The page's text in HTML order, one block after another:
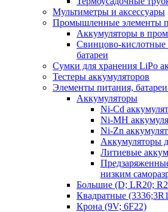
Мультиметры и аксессуары
Промышленные элементы
Аккумуляторы в
Свинцово-кислотные
батареи
Сумки для хранения LiPo
Тестеры аккумуляторов
Элементы питания,
Аккумуляторы
Ni-Cd
Ni-MH
Ni-Zn
Аккумуляторы
Литиевые
низким
Большие (D; LR20;
Квадратные
Крона (9V; 6F22)